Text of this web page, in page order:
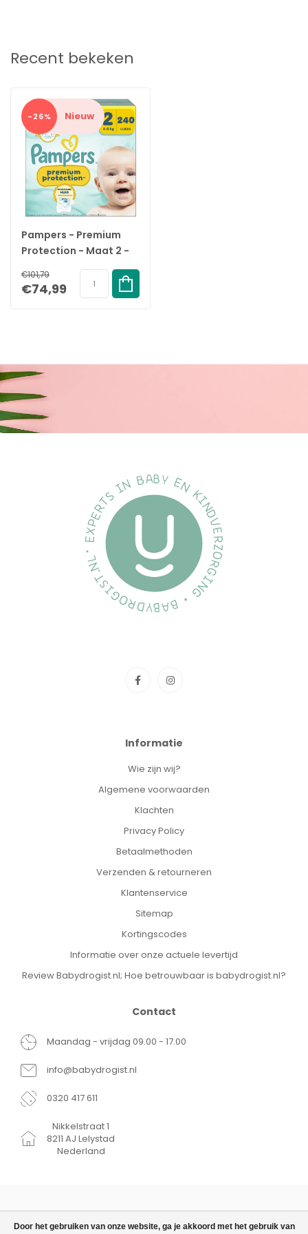
Recent bekeken
-26% Nieuw
Pampers - Premium
Protection - Maat 2 -
Mega Maandbox - 240
Stuks - 4-8 kg
€101,79
€74,99
Door het gebruiken van onze website, ga je akkoord met het gebruik van
Informatie
Wie zijn wij?
Algemene voorwaarden
Klachten
Privacy Policy
Betaalmethoden
Verzenden & retourneren
Klantenservice
Sitemap
Kortingscodes
Informatie over onze actuele levertijd
Review Babydrogist.nl; Hoe betrouwbaar is babydrogist.nl?
Contact
Maandag - vrijdag 09.00 - 17.00
info@babydrogist.nl
0320 417 611
Nikkelstraat 1
8211 AJ Lelystad
Nederland